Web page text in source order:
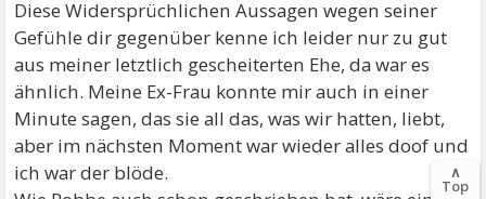
Diese Widersprüchlichen Aussagen wegen seiner
Gefühle dir gegenüber kenne ich leider nur zu gut
aus meiner letztlich gescheiterten Ehe, da war es
ähnlich. Meine Ex-Frau konnte mir auch in einer
Minute sagen, das sie all das, was wir hatten, liebt,
aber im nächsten Moment war wieder alles doof und
ich war der blöde.
∧
Top